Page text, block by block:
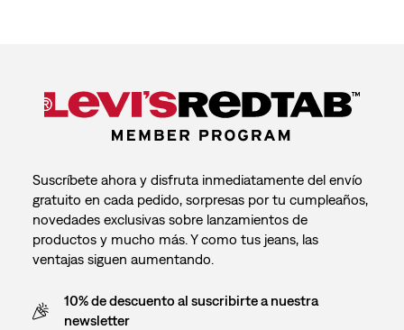
Suscríbete ahora y disfruta inmediatamente del envío
gratuito en cada pedido, sorpresas por tu cumpleaños,
novedades exclusivas sobre lanzamientos de
productos y mucho más. Y como tus jeans, las
ventajas siguen aumentando.
10% de descuento al suscribirte a nuestra
newsletter